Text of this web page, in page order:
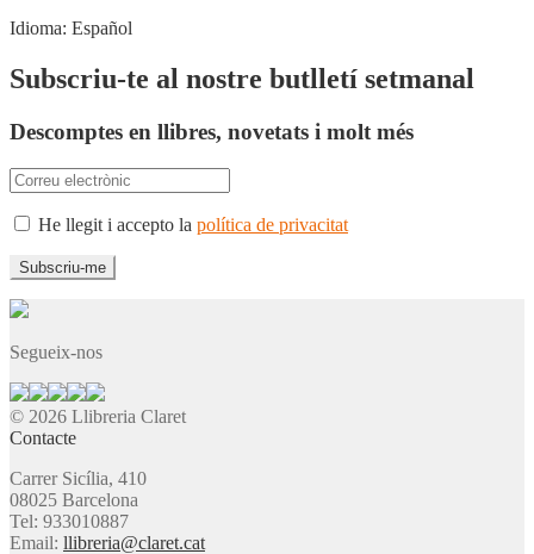
Idioma: Español
Subscriu-te al nostre butlletí setmanal
Descomptes en llibres, novetats i molt més
He llegit i accepto la política de privacitat
Segueix-nos
© 2026 Llibreria Claret
Contacte
Carrer Sicília, 410
08025 Barcelona
Tel: 933010887
Email: llibreria@claret.cat